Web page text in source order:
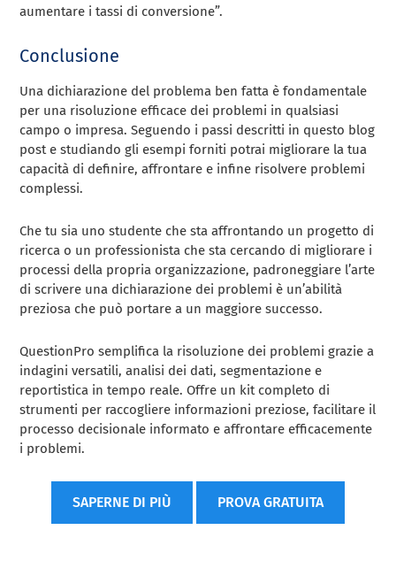
aumentare i tassi di conversione”.
Conclusione
Una dichiarazione del problema ben fatta è fondamentale
per una risoluzione efficace dei problemi in qualsiasi
campo o impresa. Seguendo i passi descritti in questo blog
post e studiando gli esempi forniti potrai migliorare la tua
capacità di definire, affrontare e infine risolvere problemi
complessi.
Che tu sia uno studente che sta affrontando un progetto di
ricerca o un professionista che sta cercando di migliorare i
processi della propria organizzazione, padroneggiare l’arte
di scrivere una dichiarazione dei problemi è un’abilità
preziosa che può portare a un maggiore successo.
QuestionPro semplifica la risoluzione dei problemi grazie a
indagini versatili, analisi dei dati, segmentazione e
reportistica in tempo reale. Offre un kit completo di
strumenti per raccogliere informazioni preziose, facilitare il
processo decisionale informato e affrontare efficacemente
i problemi.
SAPERNE DI PIÙ PROVA GRATUITA